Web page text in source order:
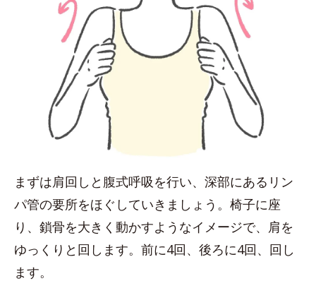
まずは肩回しと腹式呼吸を行い、深部にあるリン
パ管の要所をほぐしていきましょう。椅子に座
り、鎖骨を大きく動かすようなイメージで、肩を
ゆっくりと回します。前に4回、後ろに4回、回し
ます。